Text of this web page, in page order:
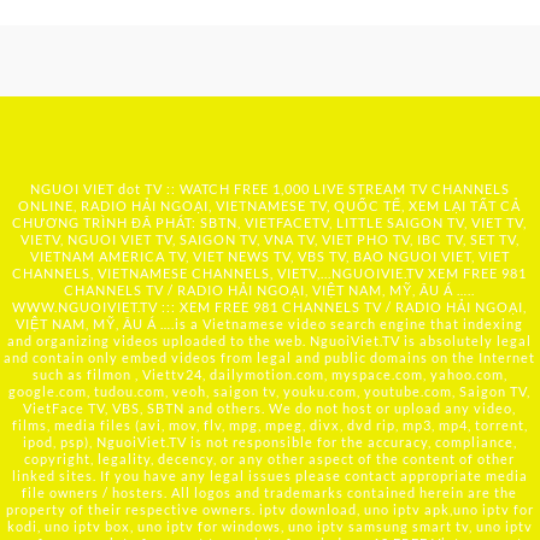
NGUOI VIET dot TV :: WATCH FREE 1,000 LIVE STREAM TV CHANNELS
ONLINE, RADIO HẢI NGOẠI, VIETNAMESE TV, QUỐC TẾ, XEM LẠI TẤT CẢ
CHƯƠNG TRÌNH ĐÃ PHÁT: SBTN, VIETFACETV, LITTLE SAIGON TV, VIET TV,
VIETV, NGUOI VIET TV, SAIGON TV, VNA TV, VIET PHO TV, IBC TV, SET TV,
VIETNAM AMERICA TV, VIET NEWS TV, VBS TV, BAO NGUOI VIET, VIET
CHANNELS, VIETNAMESE CHANNELS, VIETV,... NGUOIVIE.TV XEM FREE 981
CHANNELS TV / RADIO HẢI NGOẠI, VIỆT NAM, MỸ, ÂU Á …..
WWW.NGUOIVIET.TV ::: XEM FREE 981 CHANNELS TV / RADIO HẢI NGOẠI,
VIỆT NAM, MỸ, ÂU Á ….is a Vietnamese video search engine that indexing
and organizing videos uploaded to the web. NguoiViet.TV is absolutely legal
and contain only embed videos from legal and public domains on the Internet
such as filmon , Viettv24, dailymotion.com, myspace.com, yahoo.com,
google.com, tudou.com, veoh, saigon tv, youku.com, youtube.com, Saigon TV,
VietFace TV, VBS, SBTN and others. We do not host or upload any video,
films, media files (avi, mov, flv, mpg, mpeg, divx, dvd rip, mp3, mp4, torrent,
ipod, psp), NguoiViet.TV is not responsible for the accuracy, compliance,
copyright, legality, decency, or any other aspect of the content of other
linked sites. If you have any legal issues please contact appropriate media
file owners / hosters. All logos and trademarks contained herein are the
property of their respective owners. iptv download, uno iptv apk,uno iptv for
kodi, uno iptv box, uno iptv for windows, uno iptv samsung smart tv, uno iptv